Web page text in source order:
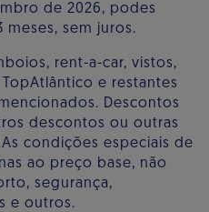
de 2026, podes
meses, sem juros.
rent-a-car, vistos,
e restantes
Descontos
descontos ou outras
condições especiais de
ao preço base, não
segurança,
e outros.